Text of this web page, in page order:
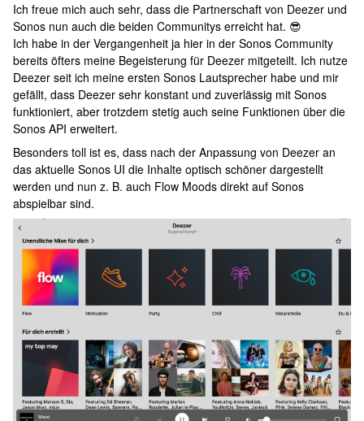
Ich freue mich auch sehr, dass die Partnerschaft von Deezer und
Sonos nun auch die beiden Communitys erreicht hat. 😎
Ich habe in der Vergangenheit ja hier in der Sonos Community
bereits öfters meine Begeisterung für Deezer mitgeteilt. Ich nutze
Deezer seit ich meine ersten Sonos Lautsprecher habe und mir
gefällt, dass Deezer sehr konstant und zuverlässig mit Sonos
funktioniert, aber trotzdem stetig auch seine Funktionen über die
Sonos API erweitert.
Besonders toll ist es, dass nach der Anpassung von Deezer an
das aktuelle Sonos UI die Inhalte optisch schöner dargestellt
werden und nun z. B. auch Flow Moods direkt auf Sonos
abspielbar sind.